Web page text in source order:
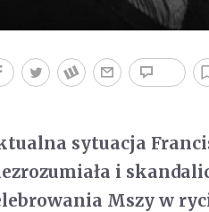
sytuacja
i
Mszy w